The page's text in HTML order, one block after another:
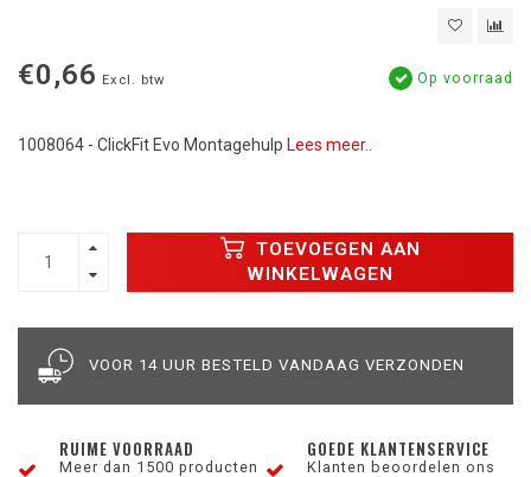
€0,66 Excl. btw Op voorraad
1008064 - ClickFit Evo Montagehulp Lees meer..
TOEVOEGEN AAN
WINKELWAGEN
VOOR 14 UUR BESTELD VANDAAG VERZONDEN
RUIME VOORRAAD
Meer dan 1500 producten
GOEDE KLANTENSERVICE
Klanten beoordelen ons